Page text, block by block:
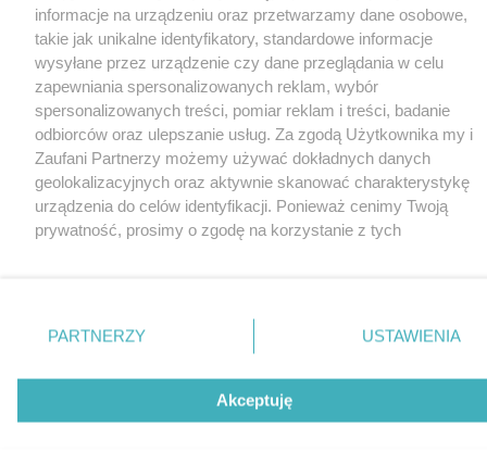
informacje na urządzeniu oraz przetwarzamy dane osobowe,
takie jak unikalne identyfikatory, standardowe informacje
wysyłane przez urządzenie czy dane przeglądania w celu
zapewniania spersonalizowanych reklam, wybór
spersonalizowanych treści, pomiar reklam i treści, badanie
odbiorców oraz ulepszanie usług. Za zgodą Użytkownika my i
Zaufani Partnerzy możemy używać dokładnych danych
geolokalizacyjnych oraz aktywnie skanować charakterystykę
urządzenia do celów identyfikacji. Ponieważ cenimy Twoją
prywatność, prosimy o zgodę na korzystanie z tych
. Niektóre rodzaje przetwarzania
danych nie wymagają zgody użytkownika, ale masz prawo
zastosowania tylko na tej witrynie.
PARTNERZY USTAWIENIA
Akceptuję